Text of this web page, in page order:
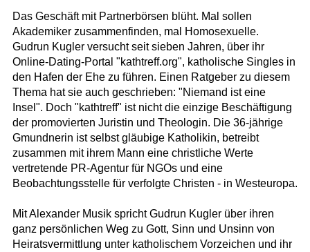
Das Geschäft mit Partnerbörsen blüht. Mal sollen
Akademiker zusammenfinden, mal Homosexuelle.
Gudrun Kugler versucht seit sieben Jahren, über ihr
Online-Dating-Portal "kathtreff.org", katholische Singles in
den Hafen der Ehe zu führen. Einen Ratgeber zu diesem
Thema hat sie auch geschrieben: "Niemand ist eine
Insel". Doch "kathtreff" ist nicht die einzige Beschäftigung
der promovierten Juristin und Theologin. Die 36-jährige
Gmundnerin ist selbst gläubige Katholikin, betreibt
zusammen mit ihrem Mann eine christliche Werte
vertretende PR-Agentur für NGOs und eine
Beobachtungsstelle für verfolgte Christen - in Westeuropa.
Mit Alexander Musik spricht Gudrun Kugler über ihren
ganz persönlichen Weg zu Gott, Sinn und Unsinn von
Heiratsvermittlung unter katholischem Vorzeichen und ihr